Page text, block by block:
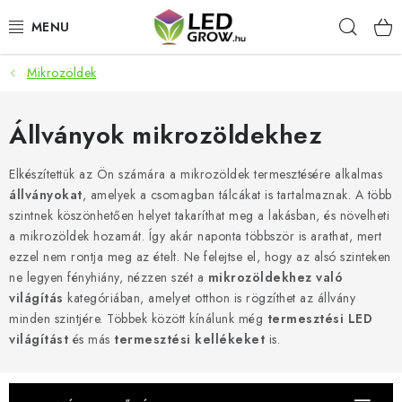
tartalomhoz
AKCIÓS TERMÉKEK
LED NÖVÉNYVILÁGÍTÁS
TERMESZTÉSI KELLÉKEK
AKVARISZTIKAI TERMÉKEK
MIKROZÖLDEK
OKOS KERT
Általános Üzleti Feltételek
Kapcsolat
Mikrozöldek
Állványok mikrozöldekhez
Elkészítettük az Ön számára a mikrozöldek termesztésére alkalmas
állványokat, amelyek a csomagban tálcákat is tartalmaznak. A több
szintnek köszönhetően helyet takaríthat meg a lakásban, és növelheti
a mikrozöldek hozamát. Így akár naponta többször is arathat, mert
ezzel nem rontja meg az ételt. Ne felejtse el, hogy az alsó szinteken
ne legyen fényhiány, nézzen szét a mikrozöldekhez való
világítás kategóriában, amelyet otthon is rögzíthet az állvány
minden szintjére. Többek között kínálunk még termesztési LED
világítást és más termesztési kellékeket is.